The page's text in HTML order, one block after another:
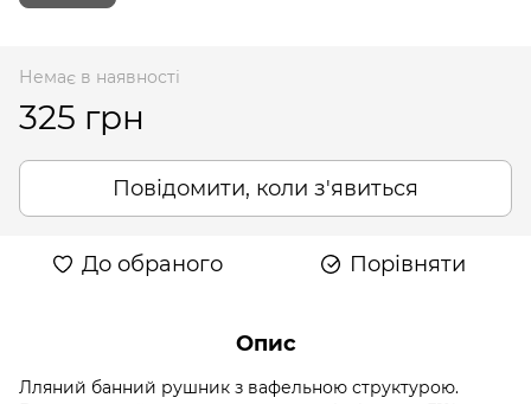
Немає в наявності
325 грн
Повідомити, коли з'явиться
До обраного Порівняти
Опис
Лляний банний рушник з вафельною структурою.